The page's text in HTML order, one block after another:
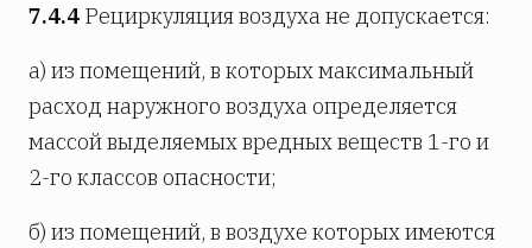
7.4.4 Рециркуляция воздуха не допускается:
а) из помещений, в которых максимальный
расход наружного воздуха определяется
массой выделяемых вредных веществ 1-го и
2-го классов опасности;
б) из помещений, в воздухе которых имеются